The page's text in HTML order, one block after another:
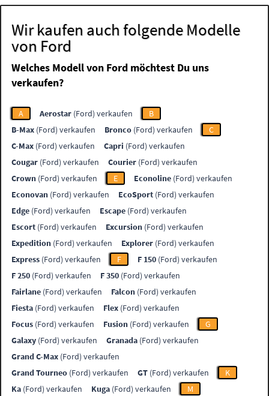
Wir kaufen auch folgende Modelle
von Ford
Welches Modell von Ford möchtest Du uns
verkaufen?
A Aerostar (Ford) verkaufen
B
B-Max (Ford) verkaufen Bronco (Ford) verkaufen
C
C-Max (Ford) verkaufen Capri (Ford) verkaufen
Cougar (Ford) verkaufen Courier (Ford) verkaufen
Crown (Ford) verkaufen E Econoline (Ford) verkaufen
Econovan (Ford) verkaufen EcoSport (Ford) verkaufen
Edge (Ford) verkaufen Escape (Ford) verkaufen
Escort (Ford) verkaufen Excursion (Ford) verkaufen
Expedition (Ford) verkaufen Explorer (Ford) verkaufen
Express (Ford) verkaufen F F 150 (Ford) verkaufen
F 250 (Ford) verkaufen F 350 (Ford) verkaufen
Fairlane (Ford) verkaufen Falcon (Ford) verkaufen
Fiesta (Ford) verkaufen Flex (Ford) verkaufen
Focus (Ford) verkaufen Fusion (Ford) verkaufen
G
Galaxy (Ford) verkaufen Granada (Ford) verkaufen
Grand C-Max (Ford) verkaufen
Grand Tourneo (Ford) verkaufen GT (Ford) verkaufen
K
Ka (Ford) verkaufen Kuga (Ford) verkaufen
M